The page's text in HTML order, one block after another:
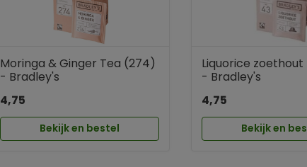
Moringa & Ginger Tea (274)
- Bradley's
4,75
Bekijk en bestel
Liquorice
- Bradley's
4,75
Bekijk en